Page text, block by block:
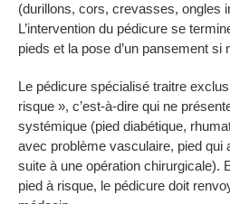
(durillons, cors, crevasses, ongles
L’intervention du pédicure se
pieds et la pose d’un pansement si
Le pédicure spécialisé traitre
risque », c’est-à-dire qui ne
systémique (pied diabétique,
avec problème vasculaire, pied qui
suite à une opération chirurgicale).
pied à risque, le pédicure doit